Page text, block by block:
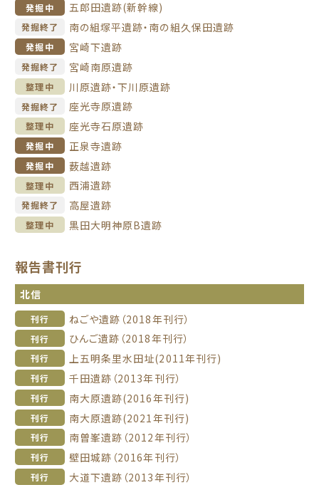
発掘中 五郎田遺跡(新幹線)
発掘終了 南の組塚平遺跡・南の組久保田遺跡
発掘中 宮崎下遺跡
発掘終了 宮崎南原遺跡
整理中 川原遺跡・下川原遺跡
発掘終了 座光寺原遺跡
整理中 座光寺石原遺跡
発掘中 正泉寺遺跡
発掘中 薮越遺跡
整理中 西浦遺跡
発掘終了 高屋遺跡
整理中 黒田大明神原B遺跡
報告書刊行
北信
刊行 ねごや遺跡（2018年刊行）
刊行 ひんご遺跡（2018年刊行）
刊行 上五明条里水田址(2011年刊行)
刊行 千田遺跡（2013年刊行）
刊行 南大原遺跡(2016年刊行)
刊行 南大原遺跡(2021年刊行)
刊行 南曽峯遺跡（2012年刊行）
刊行 壁田城跡（2016年刊行）
刊行 大道下遺跡（2013年刊行）